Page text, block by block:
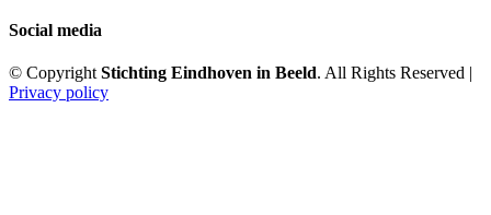
Social media
© Copyright Stichting Eindhoven in Beeld. All Rights Reserved |
Privacy policy